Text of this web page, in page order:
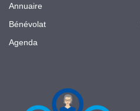
Annuaire
Bénévolat
Agenda